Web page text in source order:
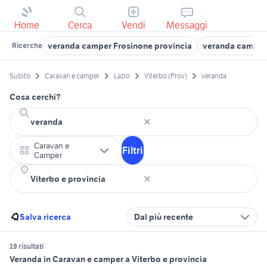
Home Cerca Vendi Messaggi
Ricerche veranda camper Frosinone provincia veranda
Subito Caravan e camper Lazio Viterbo (Prov) veranda
Cosa cerchi?
Caravan e
Camper
Filtri
Salva ricerca Dal più recente
19 risultati
Veranda in Caravan e camper a Viterbo e provincia